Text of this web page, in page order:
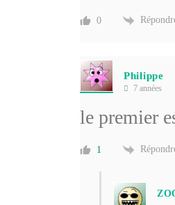
0
Philippe
7 années
le premier
1